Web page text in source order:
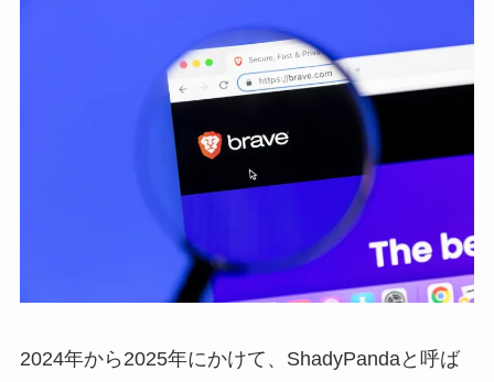
2024年から2025年にかけて、ShadyPandaと呼ば